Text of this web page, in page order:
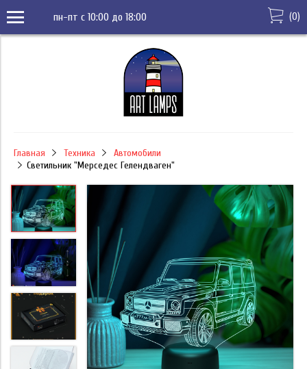
пн-пт с 10:00 до 18:00 (0)
Главная Техника
Автомобили
Светильник "Мерседес Гелендваген"